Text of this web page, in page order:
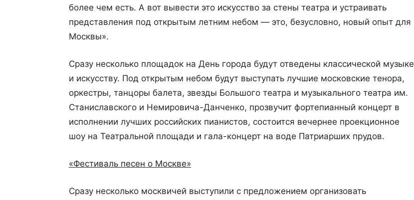
более чем есть. А вот вывести это искусство за стены театра и устраивать
представления под открытым летним небом — это, безусловно, новый опыт для
Москвы».
Сразу несколько площадок на День города будут отведены классической музыке
и искусству. Под открытым небом будут выступать лучшие московские тенора,
оркестры, танцоры балета, звезды Большого театра и музыкального театра им.
Станиславского и Немировича-Данченко, прозвучит фортепианный концерт в
исполнении лучших российских пианистов, состоится вечернее проекционное
шоу на Театральной площади и гала-концерт на воде Патриарших прудов.
«Фестиваль песен о Москве»
Сразу несколько москвичей выступили с предложением организовать